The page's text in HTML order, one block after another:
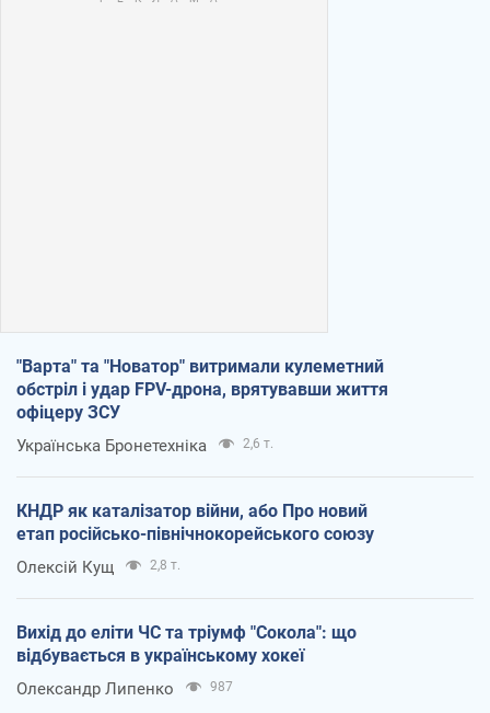
"Варта" та "Новатор" витримали кулеметний
обстріл і удар FPV-дрона, врятувавши життя
офіцеру ЗСУ
Українська Бронетехніка 2,6 т.
КНДР як каталізатор війни, або Про новий
етап російсько-північнокорейського союзу
Олексій Кущ 2,8 т.
Вихід до еліти ЧС та тріумф "Сокола": що
відбувається в українському хокеї
Олександр Липенко 987